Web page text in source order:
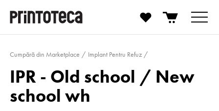
Cumpără din Marketplace Implant Pentru Refuz
IPR - Old school / New
school wh